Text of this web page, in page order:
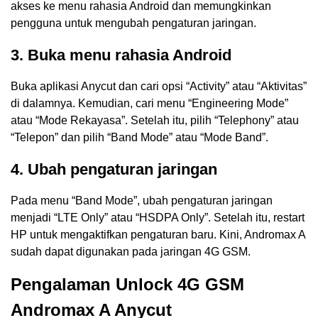
akses ke menu rahasia Android dan memungkinkan
pengguna untuk mengubah pengaturan jaringan.
3. Buka menu rahasia Android
Buka aplikasi Anycut dan cari opsi “Activity” atau “Aktivitas”
di dalamnya. Kemudian, cari menu “Engineering Mode”
atau “Mode Rekayasa”. Setelah itu, pilih “Telephony” atau
“Telepon” dan pilih “Band Mode” atau “Mode Band”.
4. Ubah pengaturan jaringan
Pada menu “Band Mode”, ubah pengaturan jaringan
menjadi “LTE Only” atau “HSDPA Only”. Setelah itu, restart
HP untuk mengaktifkan pengaturan baru. Kini, Andromax A
sudah dapat digunakan pada jaringan 4G GSM.
Pengalaman Unlock 4G GSM
Andromax A Anycut